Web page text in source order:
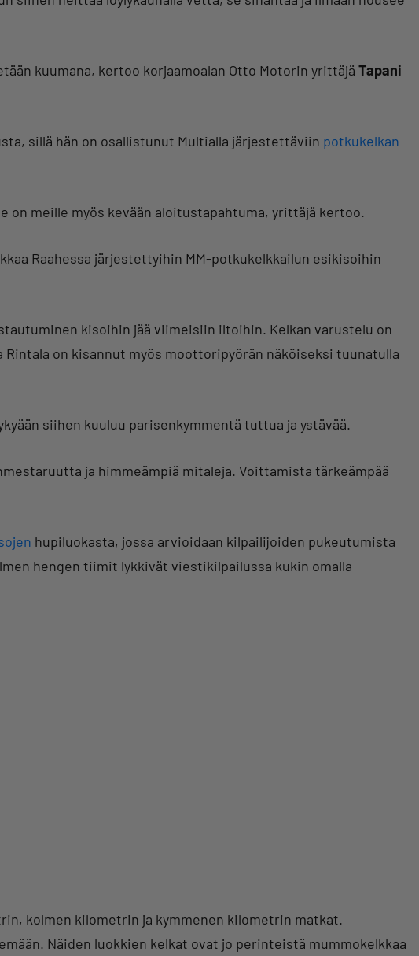
kuumana, kertoo korjaamoalan Otto Motorin yrittäjä Tapani
sillä hän on osallistunut Multialla järjestettäviin potkukelkan
on meille myös kevään aloitustapahtuma, yrittäjä kertoo.
Raahessa järjestettyihin MM-potkukelkkailun esikisoihin
kisoihin jää viimeisiin iltoihin. Kelkan varustelu on
on kisannut myös moottoripyörän näköiseksi tuunatulla
siihen kuuluu parisenkymmentä tuttua ja ystävää.
ja himmeämpiä mitaleja. Voittamista tärkeämpää
hupiluokasta, jossa arvioidaan kilpailijoiden pukeutumista
hengen tiimit lykkivät viestikilpailussa kukin omalla
kolmen kilometrin ja kymmenen kilometrin matkat.
Näiden luokkien kelkat ovat jo perinteistä mummokelkkaa